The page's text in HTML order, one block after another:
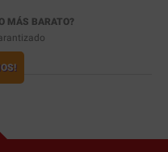
MÁS BARATO?